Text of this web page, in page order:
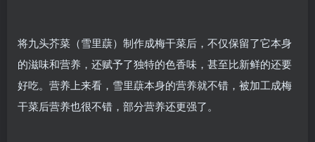
将九头芥菜（雪里蕻）制作成梅干菜后，不仅保留了它本身
的滋味和营养，还赋予了独特的色香味，甚至比新鲜的还要
好吃。营养上来看，雪里蕻本身的营养就不错，被加工成梅
干菜后营养也很不错，部分营养还更强了。